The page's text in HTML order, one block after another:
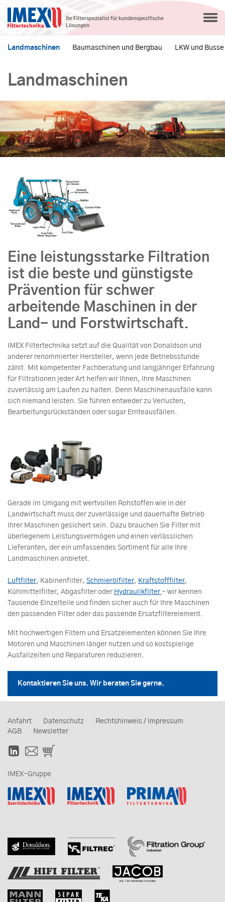
Ihr Filterspezialist für kundenspezifische
Lösungen
Landmaschinen Baumaschinen und Bergbau LKW und Busse
Landmaschinen
Eine leistungsstarke Filtration
ist die beste und günstigste
Prävention für schwer
arbeitende Maschinen in der
Land- und Forstwirtschaft.
IMEX Filtertechnika setzt auf die Qualität von Donaldson und
anderer renommierter Hersteller, wenn jede Betriebsstunde
zählt. Mit kompetenter Fachberatung und langjähriger Erfahrung
für Filtrationen jeder Art helfen wir Ihnen, Ihre Maschinen
zuverlässig am Laufen zu halten. Denn Maschinenausfälle kann
sich niemand leisten. Sie führen entweder zu Verlusten,
Bearbeitungsrückständen oder sogar Ernteausfällen.
Gerade im Umgang mit wertvollen Rohstoffen wie in der
Landwirtschaft muss der zuverlässige und dauerhafte Betrieb
Ihrer Maschinen gesichert sein. Dazu brauchen Sie Filter mit
überlegenem Leistungsvermögen und einen verlässlichen
Lieferanten, der ein umfassendes Sortiment für alle Ihre
Landmaschinen anbietet.
Luftfilter, Kabinenfilter, Schmierölfilter, Kraftstofffilter,
Kühlmittelfilter, Abgasfilter oder Hydraulikfilter- wir kennen
Tausende Einzelteile und finden sicher auch für Ihre Maschinen
den passenden Filter oder das passende Ersatzfilterelement.
Mit hochwertigen Filtern und Ersatzelementen können Sie Ihre
Motoren und Maschinen länger nutzen und so kostspielige
Ausfallzeiten und Reparaturen reduzieren.
Kontaktieren Sie uns. Wir beraten Sie gerne.
Anfahrt Datenschutz
Rechtshinweis / Impressum
AGB
Newsletter
IMEX-Gruppe